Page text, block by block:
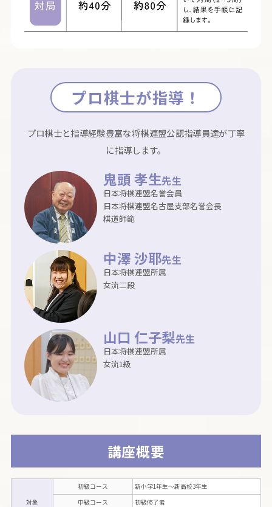
プロ棋士が指導！
プロ棋士と指導経験豊富な将棋連盟公認指導員達が丁寧
に指導します。
鬼頭 孝生先生
日本将棋連盟名誉会員
日本将棋連盟名古屋支部名誉会長
棋道師範
中澤 沙耶先生
日本将棋連盟所属
女流二段
山口 仁子梨先生
日本将棋連盟所属
女流1級
講座概要
対象
初級コース
新小学1年生～新高校3年生
中級コース
初級修了者